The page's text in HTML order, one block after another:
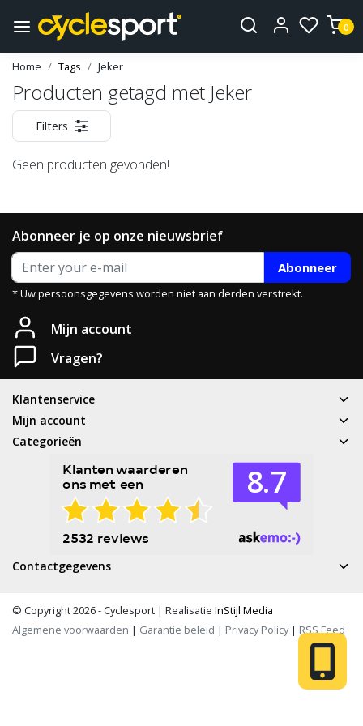
0
Home Tags Jeker
Producten getagd met Jeker
Filters
Geen producten gevonden!
Abonneer je op onze nieuwsbrief
Abonneer
* Uw persoonsgegevens worden niet aan derden verstrekt.
Mijn account
Vragen?
Klantenservice
Mijn account
Categorieën
Contactgegevens
© Copyright 2026 - Cyclesport | Realisatie InStijl Media
Algemene voorwaarden | Garantie beleid | Privacy Policy| RSS Feed